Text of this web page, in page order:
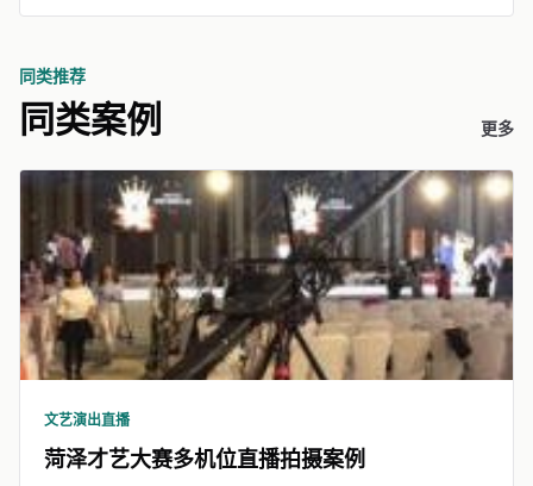
同类推荐
同类案例 更多
文艺演出直播
菏泽才艺大赛多机位直播拍摄案例